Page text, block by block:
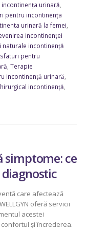
incontinența urinară
pentru incontinența
urinară la femei
incontinenței
naturale incontinență
sfaturi pentru
Terapie
incontinență urinară
incontinență
simptome: ce
care afectează
oferă servicii
acestei
și încrederea.